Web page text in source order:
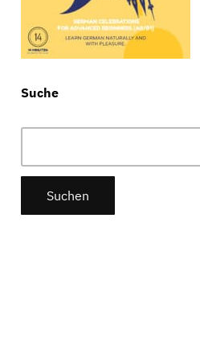
Suche